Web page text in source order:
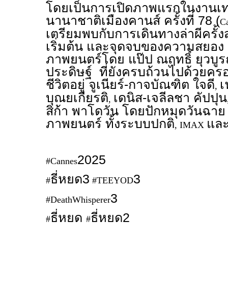
โดยเป็นการเปิดภาพแรกในงาน
นานาชาติเมืองคานส์ ครั้งที่ 78 (
เตรียมพบกับการเดินทางล่าผีครั้
เริ่มต้น และจุดจบของความสยอ
ภาพยนตร์โดย แป๊ป ณฤทธิ์ ยุวบู
ประดิษฐ์ ที่ยังครบถ้วนไปด้วยคร
ชีวิตอยู่ จูเนียร์-กาจบัณฑิต ใจดี,
บุณยเกียรติ, เดนิส-เจลีลชา คัปปุน
สิก้า พาโดวัน โดยปักหมุดวันฉา
ภาพยนตร์ ทั้งระบบปกติ, IMAX แล
#Cannes2025
#ธี่หยด3 #TEEYOD3
#DeathWhisperer3
#ธี่หยด #ธี่หยด2